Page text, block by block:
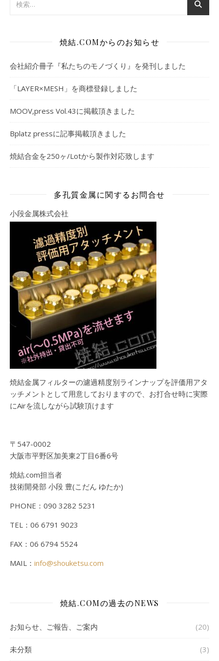
焼結.COMからのお知らせ
会社紹介冊子『私たちのモノづくり』を発刊しました
「LAYER×MESH」を商標登録しました
MOOV,press Vol.43に掲載頂きました
Bplatz pressに記事掲載頂きました
焼結合金を250ヶ/Lotから製作対応致します
多孔質金属に関するお問合せ
小段金属株式会社
焼結金属フィルターの濾過精度別ラインナップを評価用アタ
ッチメントとして用意しておりますので、お打合せ時に実際
にAirを流しながら試験頂けます
〒547-0002
大阪市平野区加美東2丁目6番6号
焼結.com担当者
技術開発部 小段 豊(こだん ゆたか)
PHONE：090 3282 5231
TEL：06 6791 9023
FAX：06 6794 5524
MAIL： info@shouketsu.com
焼結.COMの過去のNEWS
お知らせ、ご報告、ご案内 (20)
未分類 (3)